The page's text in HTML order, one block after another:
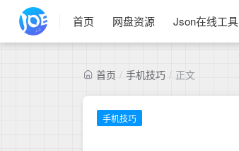
首页 网盘资源 Json在线工具
首页 / 手机技巧 / 正文
手机技巧